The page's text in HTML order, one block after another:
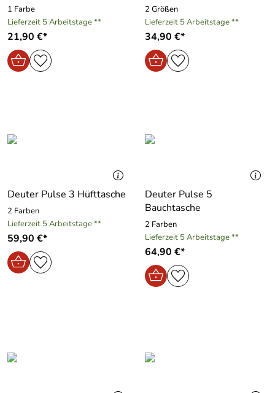
1 Farbe
Lieferzeit 5 Arbeitstage **
21,90 €*
2 Größen
Lieferzeit 5 Arbeitstage **
34,90 €*
Deuter Pulse 3 Hüfttasche
2 Farben
Lieferzeit 5 Arbeitstage **
59,90 €*
Deuter Pulse 5
Bauchtasche
2 Farben
Lieferzeit 5 Arbeitstage **
64,90 €*